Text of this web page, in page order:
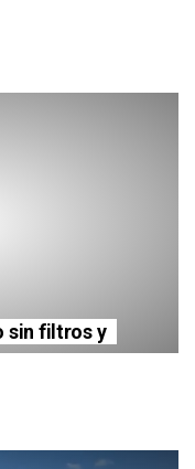
sin filtros y